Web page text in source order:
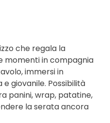
che regala la
momenti in compagnia
immersi in
giovanile. Possibilità
panini, wrap, patatine,
la serata ancora